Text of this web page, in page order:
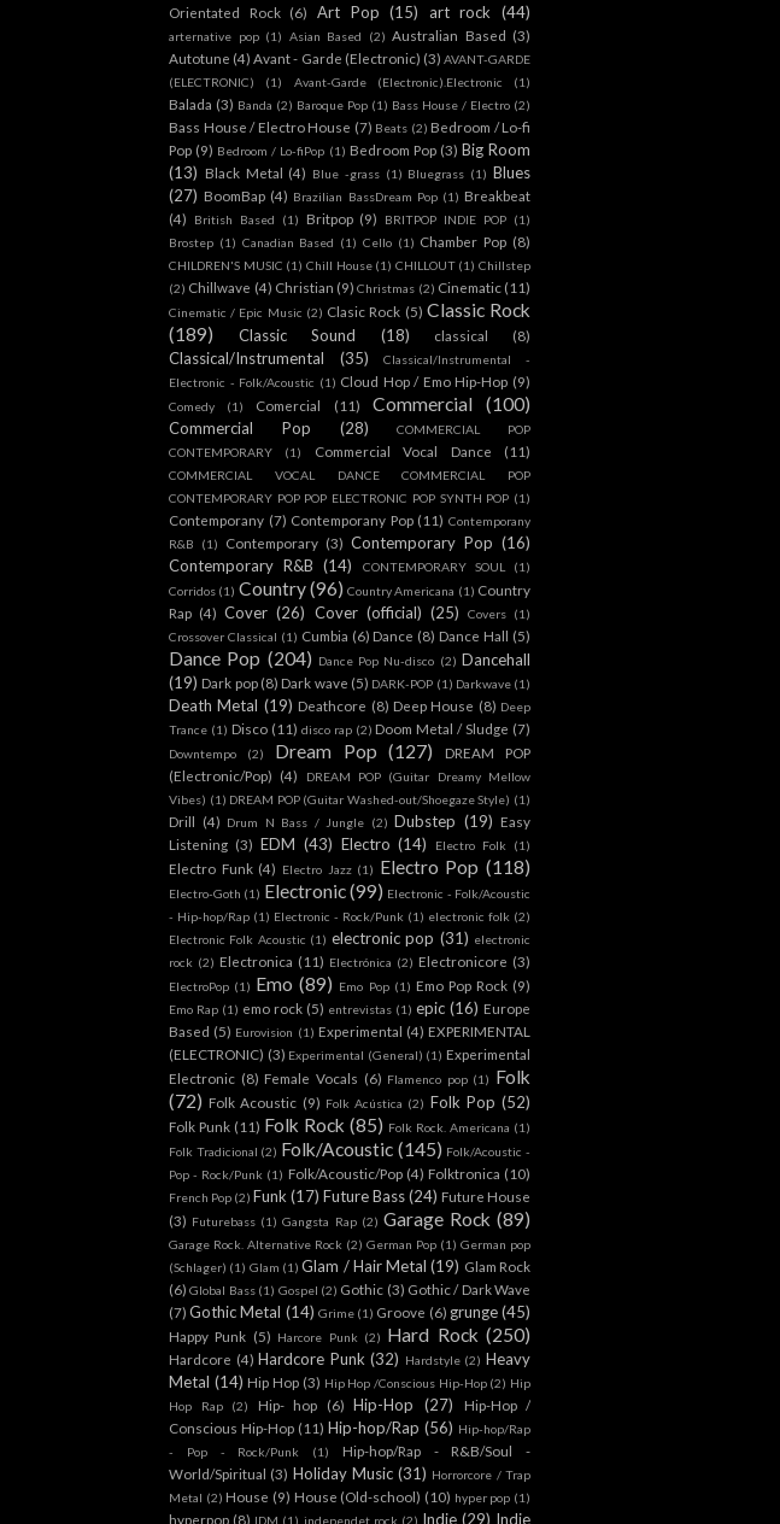
Orientated Rock (6) Art Pop (15) art rock (44)
arternative pop (1) Asian Based (2) Australian Based (3)
Autotune (4) Avant - Garde (Electronic) (3) AVANT-GARDE
(ELECTRONIC)
(1) Avant-Garde (Electronic).Electronic (1)
Balada (3) Banda (2) Baroque Pop (1) Bass House / Electro (2)
Bass House / Electro House (7) Beats (2) Bedroom / Lo-fi
Pop (9) Bedroom / Lo-fiPop (1) Bedroom Pop (3) Big Room
(13) Black Metal (4) Blue -grass (1) Bluegrass (1) Blues
(27) BoomBap (4) Brazilian BassDream Pop (1) Breakbeat
(4)
British Based (1) Britpop (9) BRITPOP INDIE POP (1)
Brostep (1) Canadian Based (1) Cello (1) Chamber Pop (8)
CHILDREN'S MUSIC (1) Chill House (1) CHILLOUT (1) Chillstep
(2) Chillwave (4) Christian (9) Christmas (2) Cinematic (11)
Cinematic / Epic Music (2) Clasic Rock (5) Classic Rock
(189)
Classic Sound (18) classical (8)
Classical/Instrumental (35)
Classical/Instrumental -
Electronic - Folk/Acoustic (1) Cloud Hop / Emo Hip-Hop (9)
Comedy (1) Comercial (11) Commercial (100)
Commercial Pop (28)
COMMERCIAL POP
CONTEMPORARY
(1) Commercial Vocal Dance (11)
COMMERCIAL VOCAL DANCE COMMERCIAL POP
CONTEMPORARY POP POP ELECTRONIC POP SYNTH POP (1)
Contemporany (7) Contemporany Pop (11) Contemporany
R&B
(1) Contemporary (3) Contemporary Pop (16)
Contemporary R&B (14) CONTEMPORARY SOUL
(1)
Corridos (1) Country(96) Country Americana (1) Country
Rap (4) Cover (26) Cover (official) (25) Covers (1)
Crossover Classical (1) Cumbia (6) Dance (8) Dance Hall (5)
Dance Pop (204) Dance Pop Nu-disco (2) Dancehall
(19) Dark pop (8) Dark wave (5) DARK-POP (1) Darkwave (1)
Death Metal (19) Deathcore (8) Deep House (8) Deep
Trance (1) Disco (11) disco rap (2) Doom Metal / Sludge (7)
Downtempo (2) Dream Pop (127)
DREAM POP
(Electronic/Pop) (4)
DREAM POP (Guitar Dreamy Mellow
Vibes) (1) DREAM POP (Guitar Washed-out/Shoegaze Style) (1)
Drill (4) Drum N Bass / Jungle (2) Dubstep (19) Easy
Listening (3) EDM (43) Electro (14) Electro Folk (1)
Electro Funk (4) Electro Jazz (1) Electro Pop (118)
Electro-Goth (1) Electronic(99) Electronic - Folk/Acoustic
- Hip-hop/Rap (1) Electronic - Rock/Punk (1) electronic folk (2)
Electronic Folk Acoustic (1) electronic pop (31) electronic
rock (2) Electronica (11) Electrónica (2) Electronicore (3)
ElectroPop (1) Emo (89) Emo Pop (1) Emo Pop Rock (9)
Emo Rap (1) emo rock (5) entrevistas (1) epic (16) Europe
Based (5) Eurovision (1) Experimental (4) EXPERIMENTAL
(ELECTRONIC) (3) Experimental (General) (1) Experimental
Electronic (8) Female Vocals (6) Flamenco pop (1) Folk
(72) Folk Acoustic (9) Folk Acústica (2) Folk Pop (52)
Folk Punk (11) Folk Rock (85) Folk Rock. Americana (1)
Folk Tradicional (2) Folk/Acoustic (145) Folk/Acoustic -
Pop - Rock/Punk (1) Folk/Acoustic/Pop (4) Folktronica (10)
French Pop (2) Funk (17) Future Bass(24) Future House
(3) Futurebass (1) Gangsta Rap (2) Garage Rock (89)
Garage Rock. Alternative Rock (2) German Pop (1) German pop
(Schlager) (1) Glam (1) Glam / Hair Metal (19) Glam Rock
(6) Global Bass (1) Gospel (2) Gothic (3) Gothic / Dark Wave
(7) Gothic Metal (14) Grime (1) Groove (6) grunge (45)
Happy Punk (5) Harcore Punk (2) Hard Rock (250)
Hardcore (4) Hardcore Punk (32) Hardstyle (2) Heavy
Metal (14) Hip Hop (3) Hip Hop /Conscious Hip-Hop (2) Hip
Hop Rap
(2) Hip- hop (6) Hip-Hop (27)
Hip-Hop /
Conscious Hip-Hop (11) Hip-hop/Rap (56) Hip-hop/Rap
- Pop - Rock/Punk
(1)
Hip-hop/Rap - R&B/Soul -
World/Spiritual (3) Holiday Music (31) Horrorcore / Trap
Metal (2) House (9) House (Old-school) (10) hyper pop (1)
hyperpop (8) IDM (1) independet rock (2) Indie (29) Indie